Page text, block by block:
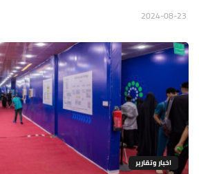
اخبار وتقارير